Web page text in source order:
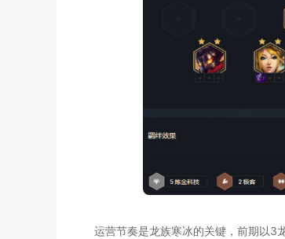
运营节奏是龙族寒冰的关键，前期以3